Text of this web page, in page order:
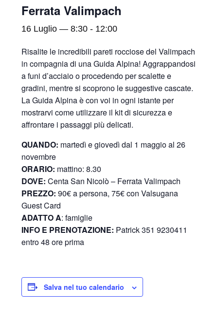
Ferrata Valimpach
16 Luglio — 8:30 - 12:00
Risalite le incredibili pareti rocciose del Valimpach
in compagnia di una Guida Alpina! Aggrappandosi
a funi d’acciaio o procedendo per scalette e
gradini, mentre si scoprono le suggestive cascate.
La Guida Alpina è con voi in ogni istante per
mostrarvi come utilizzare il kit di sicurezza e
affrontare i passaggi più delicati.
QUANDO: martedì e giovedì dal 1 maggio al 26
novembre
ORARIO: mattino: 8.30
DOVE: Centa San Nicolò – Ferrata Valimpach
PREZZO: 90€ a persona, 75€ con Valsugana
Guest Card
ADATTO A: famiglie
INFO E PRENOTAZIONE: Patrick 351 9230411
entro 48 ore prima
Salva nel tuo calendario